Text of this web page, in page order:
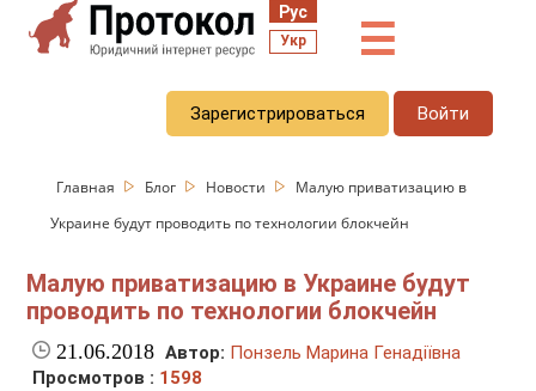
Рус
Укр ☰
Зарегистрироваться Войти
Главная Блог Новости
Малую приватизацию в
Украине будут проводить по технологии блокчейн
Малую приватизацию в Украине будут
проводить по технологии блокчейн
21.06.2018 Автор: Понзель Марина Генадіївна
Просмотров : 1598